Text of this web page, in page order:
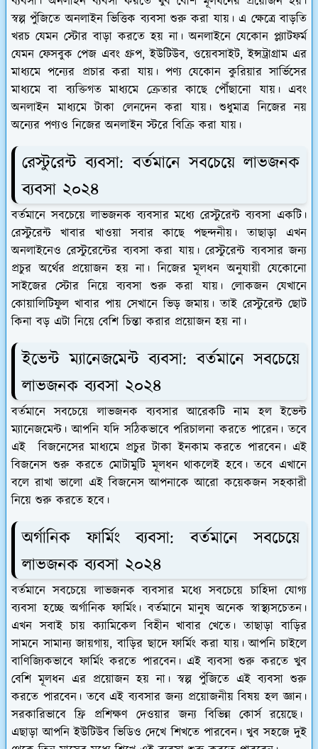
স্বল্প পুঁজিতে অনলাইন ভিত্তিক ব্যবসা শুরু করা যায়। এ ক্ষেত্রে বাড়তি
খরচ যেমন স্টোর বাড়া করতে হয় না। অনলাইনে যেকোন প্ল্যাটফর্ম
যেমন ফেসবুক পেজ এবং গ্রুপ, ইউটিউব, ওয়েবসাইট, ইন্সট্রাগ্রাম এর
মাধ্যমে পন্যের প্রচার করা যায়। পণ্য যেকোন কুরিয়ার সার্ভিসের
মাধ্যমে বা ব্যক্তিগত মাধ্যমে ক্রেতার কাছে পৌঁছানো যায়। এবং
অনলাইন মাধ্যমে টাকা লেনদেন করা যায়। শুধুমাত্র নিজের নয়
অন্যের পণ্যও নিজের অনলাইন স্টরে বিক্রি করা যায়।
রেস্টুরেন্ট ব্যবসা: বর্তমানে সবচেয়ে লাভজনক
ব্যবসা ২০২৪
বর্তমানে সবচেয়ে লাভজনক ব্যবসার মধ্যে রেস্টুরেন্ট ব্যবসা একটি।
রেস্টুরেন্ট খাবার খাওয়া সবার কাছে পছন্দনীয়। তাছাড়া এখন
অনলাইনেও রেস্টুরেন্টের ব্যবসা করা যায়। রেস্টুরেন্ট ব্যবসার জন্য
প্রচুর অর্থের প্রয়োজন হয় না। নিজের মূলধন অনুযায়ী যেকোনো
সাইজের স্টোর নিয়ে ব্যবসা শুরু করা যায়। লোকজন যেখানে
কোয়ালিটিফুল খাবার পায় সেখানে ভিড় জমায়। তাই রেস্টুরেন্ট ছোট
কিনা বড় এটা নিয়ে বেশি চিন্তা করার প্রয়োজন হয় না।
ইভেন্ট ম্যানেজমেন্ট ব্যবসা: বর্তমানে সবচেয়ে
লাভজনক ব্যবসা ২০২৪
বর্তমানে সবচেয়ে লাভজনক ব্যবসার আরেকটি নাম হল ইভেন্ট
ম্যানেজমেন্ট। আপনি যদি সঠিকভাবে পরিচালনা করতে পারেন। তবে
এই বিজনেসের মাধ্যমে প্রচুর টাকা ইনকাম করতে পারবেন। এই
বিজনেস শুরু করতে মোটামুটি মূলধন থাকলেই হবে। তবে এখানে
বলে রাখা ভালো এই বিজনেস আপনাকে আরো কয়েকজন সহকারী
নিয়ে শুরু করতে হবে।
অর্গানিক ফার্মিং ব্যবসা: বর্তমানে সবচেয়ে
লাভজনক ব্যবসা ২০২৪
বর্তমানে সবচেয়ে লাভজনক ব্যবসার মধ্যে সবচেয়ে চাহিদা যোগ্য
ব্যবসা হচ্ছে অর্গানিক ফার্মিং। বর্তমানে মানুষ অনেক স্বাস্থ্যসচেতন।
এখন সবাই চায় ক্যামিকেল বিহীন খাবার খেতে। তাছাড়া বাড়ির
সামনে সামান্য জায়গায়, বাড়ির ছাদে ফার্মিং করা যায়। আপনি চাইলে
বাণিজ্যিকভাবে ফার্মিং করতে পারবেন। এই ব্যবসা শুরু করতে খুব
বেশি মূলধন এর প্রয়োজন হয় না। স্বল্প পুঁজিতে এই ব্যবসা শুরু
করতে পারবেন। তবে এই ব্যবসার জন্য প্রয়োজনীয় বিষয় হল জ্ঞান।
সরকারিভাবে ফ্রি প্রশিক্ষণ দেওয়ার জন্য বিভিন্ন কোর্স রয়েছে।
এছাড়া আপনি ইউটিউব ভিডিও দেখে শিখতে পারবেন। খুব সহজে দুই